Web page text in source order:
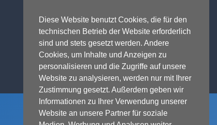
Diese Website benutzt Cookies, die für den
technischen Betrieb der Website erforderlich
sind und stets gesetzt werden. Andere
Cookies, um Inhalte und Anzeigen zu
personalisieren und die Zugriffe auf unsere
Website zu analysieren, werden nur mit Ihrer
Zustimmung gesetzt. Außerdem geben wir
Informationen zu Ihrer Verwendung unserer
Website an unsere Partner für soziale
Designrecht
Medienrecht &
Presserecht,Datenschutzrechtund
Glücksspielrecht-Abmahnungund
Einstweilige Verfügung
© 1999-2026 - RA Michael Terhaag,
LL.M.